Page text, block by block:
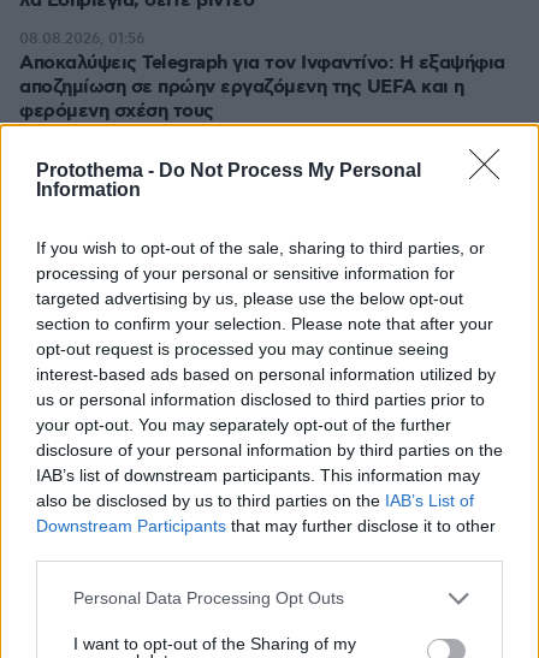
Protothema - Do Not Process My Personal
Information
If you wish to opt-out of the sale, sharing to third parties, or
processing of your personal or sensitive information for
targeted advertising by us, please use the below opt-out
section to confirm your selection. Please note that after your
opt-out request is processed you may continue seeing
interest-based ads based on personal information utilized by
us or personal information disclosed to third parties prior to
your opt-out. You may separately opt-out of the further
disclosure of your personal information by third parties on the
IAB’s list of downstream participants. This information may
also be disclosed by us to third parties on the IAB’s List of
Downstream Participants that may further disclose it to other
Please note that this website/app uses one or more Google
not limited to your visit or usage behaviour. You may click to
Personal Data Processing Opt Outs
I want to opt-out of the Sharing of my
Αποκαλύψεις Telegraph για τον Ινφαντίνο: Η εξαψήφια
αποζημίωση σε πρώην εργαζόμενη της UEFA και η
φερόμενη σχέση τους
08.08.2026, 01:56
Ρωσία για το drone με εκρηκτικά σε γερμανικό
αεροδρόμιο: «Βιαστικά στημένη προβοκάτσια»
Ιδέες για πρωινό έτοιμο από το βράδυ: Εύκολες και
θρεπτικές επιλογές για κάθε μέρα
Ρωσικό πλήγμα προκάλεσε ζημιές σε γήπεδο στην
Οδησσό μία ημέρα πριν από αγώνα πρωταθλήματος,
δείτε βίντεο
08.08.2026, 00:50
Είδατε σαμιαμίδι στο σπίτι σας; Γιατί δεν πρέπει να το
σκοτώσετε
08.08.2026, 00:30